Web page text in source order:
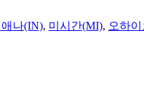
나(IN), 미시간(MI), 오하